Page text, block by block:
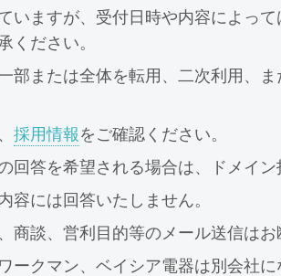
いますが、受付日時や内容によっ
ください。
部または全体を転用、二次利用、
採用情報をご確認ください。
回答を希望される場合は、ドメイン
容には回答いたしません。
商談、営利目的等のメール送信はお
ークマン、ベイシア電器は別会社